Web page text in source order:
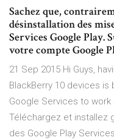
Sachez que,
désinstallation des
Services Google Play.
votre compte Google
21 Sep 2015 Hi Guys,
BlackBerry 10 devices is
Google Services to
Téléchargez et installez
des Google Play